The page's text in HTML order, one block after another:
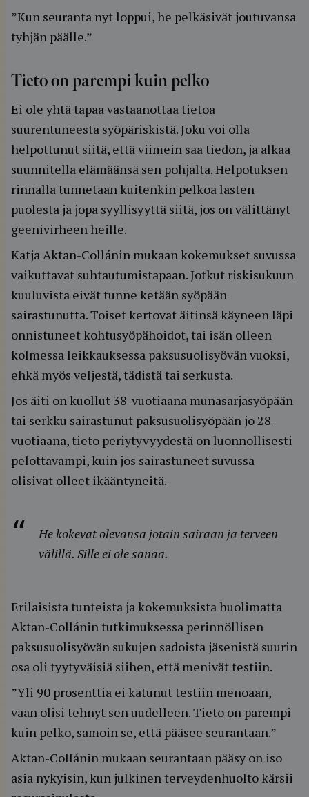
”Kun seuranta nyt loppui, he pelkäsivät joutuvansa
tyhjän päälle.”
Tieto on parempi kuin pelko
Ei ole yhtä tapaa vastaanottaa tietoa
suurentuneesta syöpäriskistä. Joku voi olla
helpottunut siitä, että viimein saa tiedon, ja alkaa
suunnitella elämäänsä sen pohjalta. Helpotuksen
rinnalla tunnetaan kuitenkin pelkoa lasten
puolesta ja jopa syyllisyyttä siitä, jos on välittänyt
geenivirheen heille.
Katja Aktan-Collánin mukaan kokemukset suvussa
vaikuttavat suhtautumistapaan. Jotkut riskisukuun
kuuluvista eivät tunne ketään syöpään
sairastunutta. Toiset kertovat äitinsä käyneen läpi
onnistuneet kohtusyöpähoidot, tai isän olleen
kolmessa leikkauksessa paksusuolisyövän vuoksi,
ehkä myös veljestä, tädistä tai serkusta.
Jos äiti on kuollut 38-vuotiaana munasarjasyöpään
tai serkku sairastunut paksusuolisyöpään jo 28-
vuotiaana, tieto periytyvyydestä on luonnollisesti
pelottavampi, kuin jos sairastuneet suvussa
olisivat olleet ikääntyneitä.
He kokevat olevansa jotain sairaan ja terveen
välillä. Sille ei ole sanaa.
Erilaisista tunteista ja kokemuksista huolimatta
Aktan-Collánin tutkimuksessa perinnöllisen
paksusuolisyövän sukujen sadoista jäsenistä suurin
osa oli tyytyväisiä siihen, että menivät testiin.
”Yli 90 prosenttia ei katunut testiin menoaan,
vaan olisi tehnyt sen uudelleen. Tieto on parempi
kuin pelko, samoin se, että pääsee seurantaan.”
Aktan-Collánin mukaan seurantaan pääsy on iso
asia nykyisin, kun julkinen terveydenhuolto kärsii